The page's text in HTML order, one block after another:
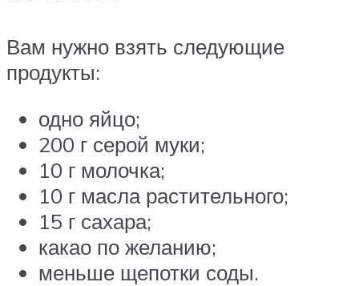
Вам нужно взять следующие
продукты:
одно яйцо;
200 г серой муки;
10 г молочка;
10 г масла растительного;
15 г сахара;
какао по желанию;
меньше щепотки соды.